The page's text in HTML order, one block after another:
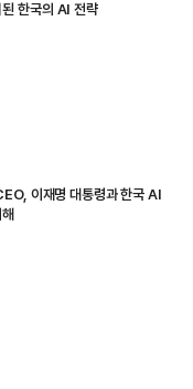
된 한국의 AI 전략
이재명 대통령과 한국 AI